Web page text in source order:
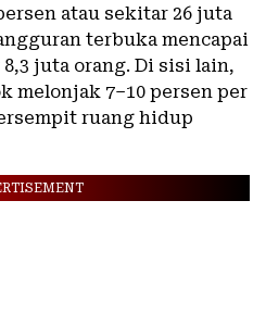
atau sekitar 26 juta
terbuka mencapai
juta orang. Di sisi lain,
melonjak 7–10 persen per
ruang hidup